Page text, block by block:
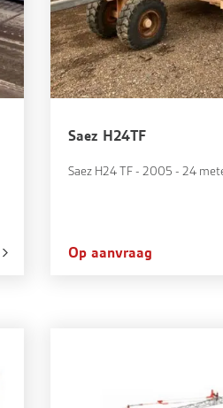
Saez H24TF
Saez H24 TF - 2005 - 24
Op aanvraag